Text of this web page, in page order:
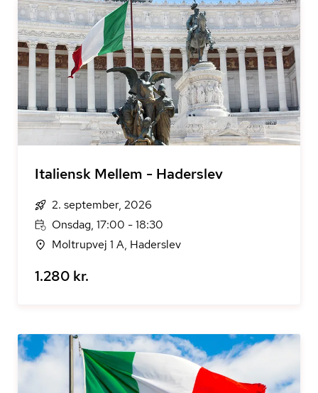
Italiensk Mellem - Haderslev
2. september, 2026
Onsdag, 17:00 - 18:30
Moltrupvej 1 A, Haderslev
1.280 kr.